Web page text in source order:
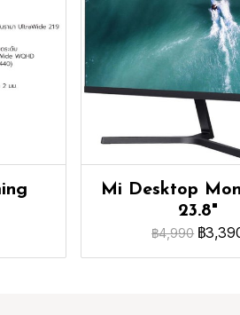
Mi Desktop
23.8"
฿4,990 ฿